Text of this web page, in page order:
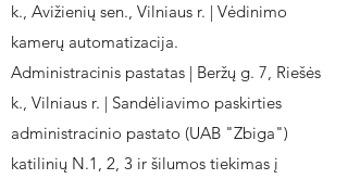
k., Avižienių sen., Vilniaus r. | Vėdinimo
kamerų automatizacija.
Administracinis pastatas | Beržų g. 7, Riešės
k., Vilniaus r. | Sandėliavimo paskirties
administracinio pastato (UAB "Zbiga")
katilinių N.1, 2, 3 ir šilumos tiekimas į